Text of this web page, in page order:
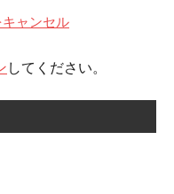
ャンセル
してください。